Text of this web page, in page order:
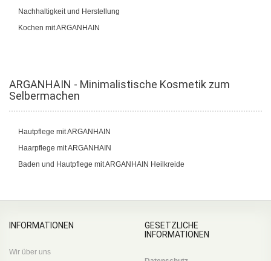
Nachhaltigkeit und Herstellung
Kochen mit ARGANHAIN
ARGANHAIN - Minimalistische Kosmetik zum
Selbermachen
Hautpflege mit ARGANHAIN
Haarpflege mit ARGANHAIN
Baden und Hautpflege mit ARGANHAIN Heilkreide
INFORMATIONEN
Wir über uns
GESETZLICHE
INFORMATIONEN